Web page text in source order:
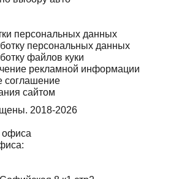
персональных данных
персональных данных
файлов куки
рекламной информации
соглашение
сайтом
2018-2026